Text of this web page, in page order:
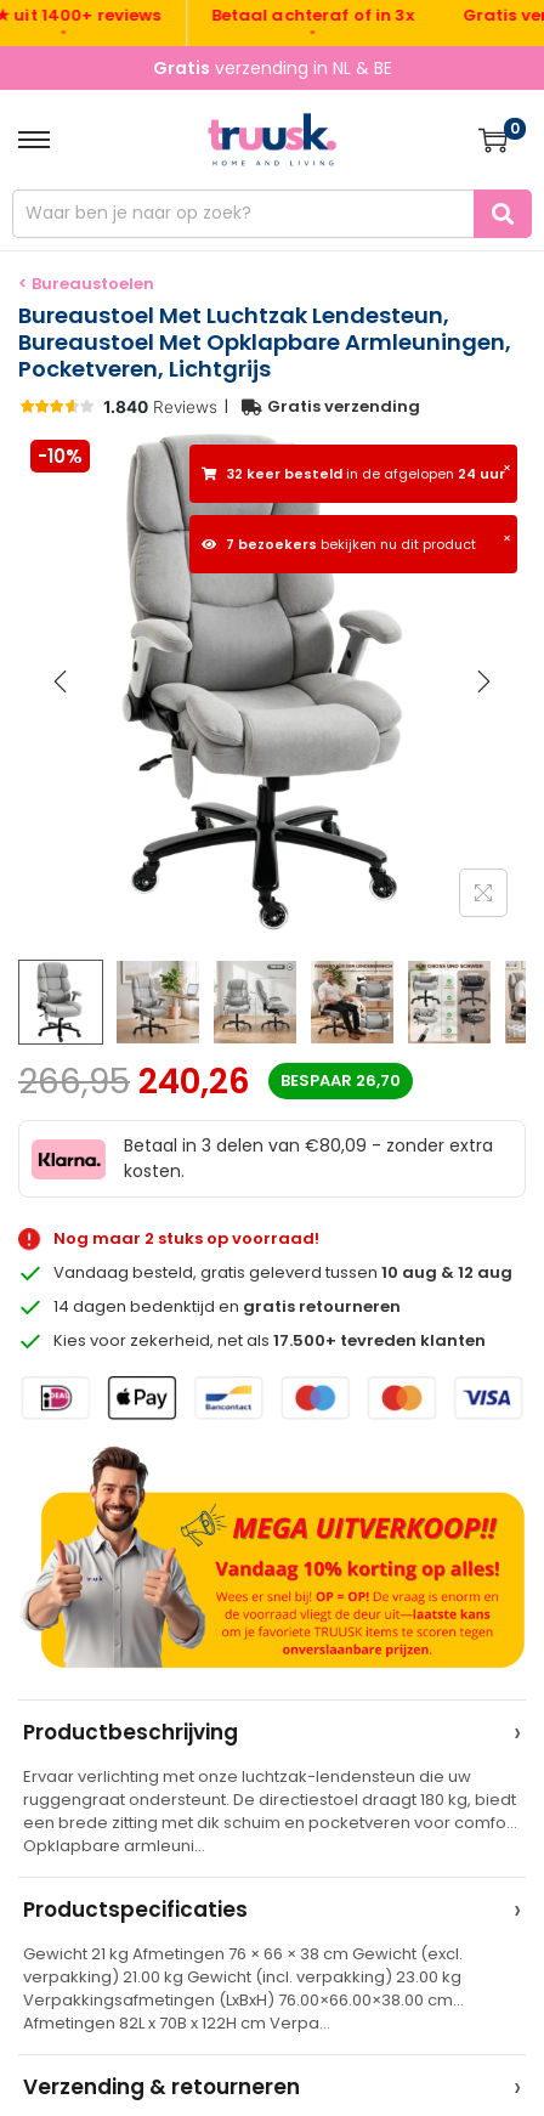
reviews Betaal achteraf of in 3x Gratis
Gratis verzending in NL & BE
0
< Bureaustoelen
Bureaustoel Met Luchtzak Lendesteun,
Bureaustoel Met Opklapbare Armleuningen,
Pocketveren, Lichtgrijs
| Gratis verzending
×
32 keer besteldin de afgelopen 24 uur
×
7 bezoekers bekijken nu dit product
-10%
266,95 240,26 BESPAAR 26,70
Betaal in 3 delen van €80,09 - zonder extra
kosten.
Nog maar 2 stuks op voorraad!
Vandaag besteld, gratis geleverd tussen10 aug & 12 aug
14 dagen bedenktijd en gratis retourneren
Kies voor zekerheid, net als17.500+ tevreden klanten
t
e
r
a
t
v
e
Productbeschrijving ›
Ervaar verlichting met onze luchtzak-lendensteun die uw
ruggengraat ondersteunt. De directiestoel draagt 180 kg, biedt
een brede zitting met dik schuim en pocketveren voor comfort.
Opklapbare armleuni…
Productspecificaties ›
Gewicht 21 kg Afmetingen 76 × 66 × 38 cm Gewicht (excl.
verpakking) 21.00 kg Gewicht (incl. verpakking) 23.00 kg
Verpakkingsafmetingen (LxBxH) 76.00×66.00×38.00 cm
Afmetingen 82L x 70B x 122H cm Verpa…
Verzending & retourneren ›